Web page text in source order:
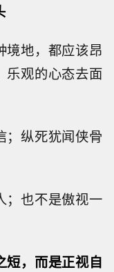
境地，都应该昂
乐观的心态去面
；纵死犹闻侠骨
；也不是傲视一
短，而是正视自